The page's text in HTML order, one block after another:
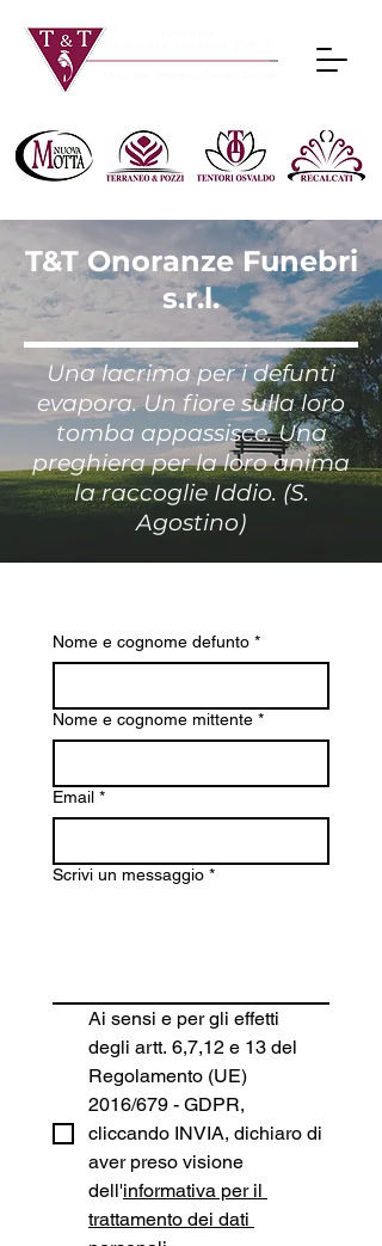
T&T Onoranze Funebri
s.r.l.
Una lacrima per i defunti
evapora. Un fiore sulla loro
tomba appassisce. Una
preghiera per la loro anima
la raccoglie Iddio. (S.
Agostino)
Nome e cognome defunto *
Nome e cognome mittente *
Email *
Scrivi un messaggio *
Ai sensi e per gli effetti
degli artt. 6,7,12 e 13 del
Regolamento (UE)
2016/679 - GDPR,
cliccando INVIA, dichiaro di
aver preso visione
dell'informativa per il
trattamento dei dati